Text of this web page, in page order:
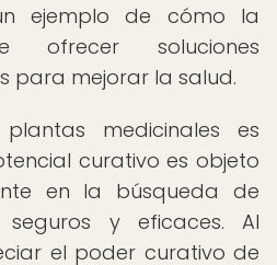
ejemplo de cómo la
ofrecer soluciones
para mejorar la salud.
medicinales es
curativo es objeto
en la búsqueda de
y eficaces. Al
el poder curativo de